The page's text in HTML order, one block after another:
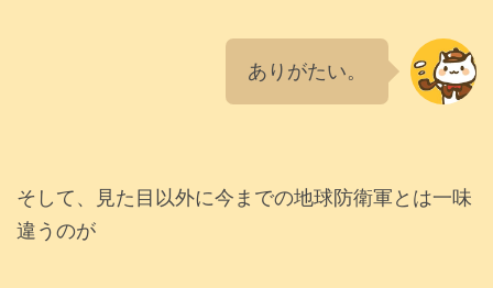
ありがたい。
そして、見た目以外に今までの地球防衛軍とは一味
違うのが